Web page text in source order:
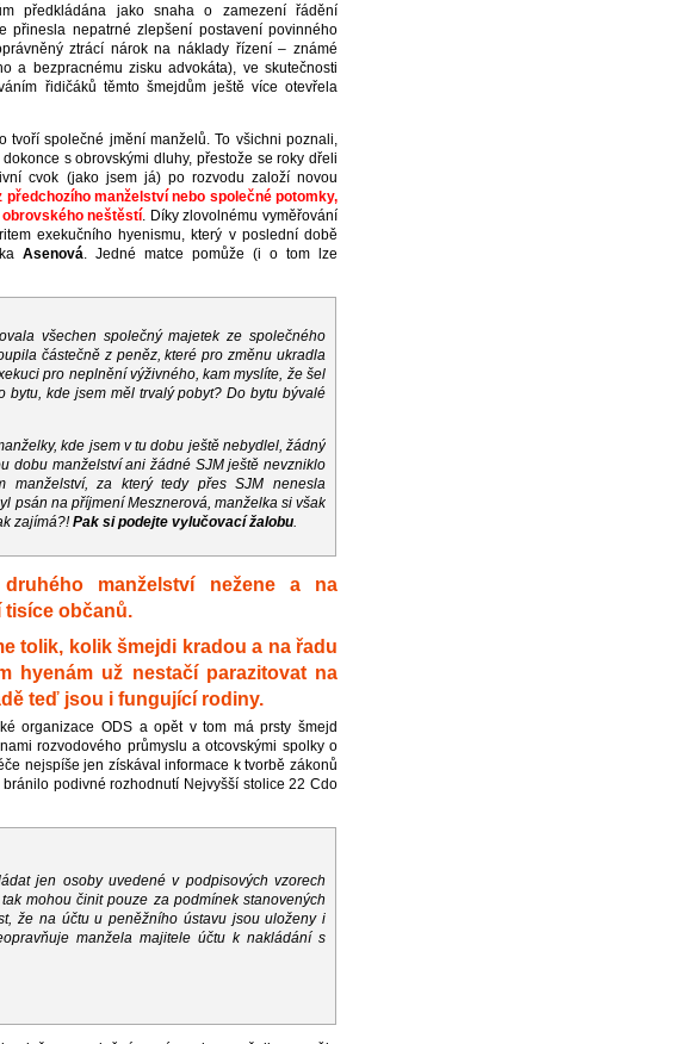
předkládána jako snaha o zamezení řádění
přinesla nepatrné zlepšení postavení povinného
ztrácí nárok na náklady řízení – známé
a bezpracnému zisku advokáta), ve skutečnosti
řidičáků těmto šmejdům ještě více otevřela
tvoří společné jmění manželů. To všichni poznali,
s obrovskými dluhy, přestože se roky dřeli
cvok (jako jsem já) po rozvodu založí novou
manželství nebo společné potomky,
neštěstí. Díky zlovolnému vyměřování
exekučního hyenismu, který v poslední době
Asenová. Jedné matce pomůže (i o tom lze
všechen společný majetek ze společného
částečně z peněz, které pro změnu ukradla
pro neplnění výživného, kam myslíte, že šel
bytu, kde jsem měl trvalý pobyt? Do bytu bývalé
kde jsem v tu dobu ještě nebydlel, žádný
dobu manželství ani žádné SJM ještě nevzniklo
za který tedy přes SJM nenesla
psán na příjmení Mesznerová, manželka si však
zajímá?!Pak si podejte vylučovací žalobu.
manželství nežene a na
tisíce občanů.
tolik, kolik šmejdi kradou a na řadu
hyenám už nestačí parazitovat na
teď jsou i fungující rodiny.
organizace ODS a opět v tom má prsty šmejd
rozvodového průmyslu a otcovskými spolky o
nejspíše jen získával informace k tvorbě zákonů
podivné rozhodnutí Nejvyšší stolice 22 Cdo
jen osoby uvedené v podpisových vzorech
mohou činit pouze za podmínek stanovených
že na účtu u peněžního ústavu jsou uloženy i
manžela majitele účtu k nakládání s